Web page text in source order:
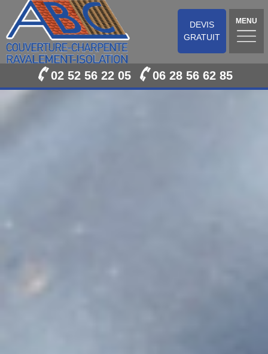
DEVIS
GRATUIT
MENU
02 52 56 22 05 06 28 56 62 85